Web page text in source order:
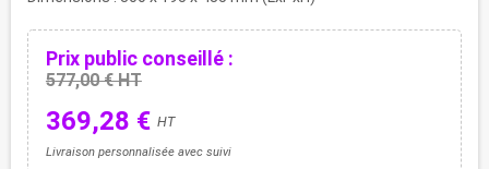
Prix public conseillé :
577,00 € HT
369,28 € HT
Livraison personnalisée avec suivi